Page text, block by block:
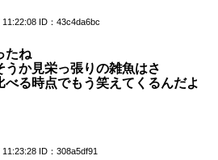
ID：43c4da6bc
たね
か見栄っ張りの雑魚はさ
る時点でもう笑えてくるんだよ
ID：308a5df91